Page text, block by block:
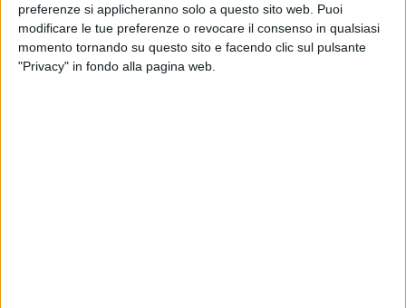
preferenze si applicheranno solo a questo sito web. Puoi
modificare le tue preferenze o revocare il consenso in qualsiasi
momento tornando su questo sito e facendo clic sul pulsante
"Privacy" in fondo alla pagina web.
ispezione dell zona e dalla individuazione dei sistemi di
videosorveglianza, i cui filmati potrebbero essere utili a
ricostruire l'accaduto.